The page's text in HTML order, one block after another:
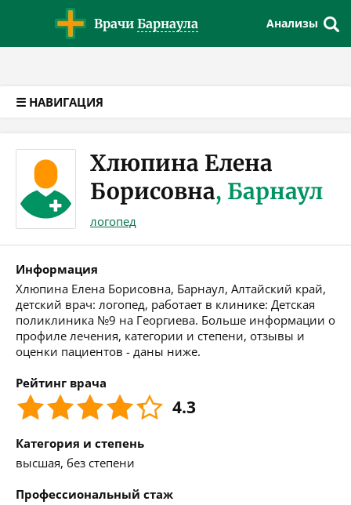
Врачи Барнаула Анализы
☰ НАВИГАЦИЯ
Хлюпина Елена
Борисовна, Барнаул
логопед
Информация
Хлюпина Елена Борисовна, Барнаул, Алтайский край,
детский врач: логопед, работает в клинике: Детская
поликлиника №9 на Георгиева. Больше информации о
профиле лечения, категории и степени, отзывы и
оценки пациентов - даны ниже.
Рейтинг врача
4.3
Категория и степень
высшая, без степени
Профессиональный стаж